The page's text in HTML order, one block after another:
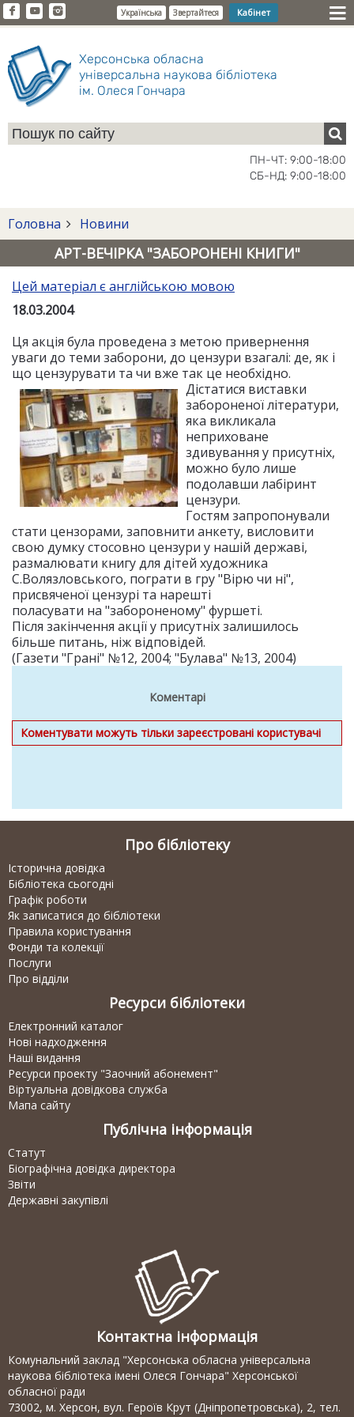
Українська Звертайтеся Кабінет
Херсонська обласна
універсальна наукова бібліотека
ім. Олеся Гончара
ПН-ЧТ: 9:00-18:00
СБ-НД: 9:00-18:00
Головна Новини
АРТ-ВЕЧІРКА "ЗАБОРОНЕНІ КНИГИ"
Цей матеріал є англійською мовою
18.03.2004
Ця акція була проведена з метою привернення
уваги до теми заборони, до цензури взагалі: де, як і
що цензурувати та чи вже так це необхідно.
Дістатися виставки
забороненої літератури,
яка викликала
неприховане
здивування у присутніх,
можно було лише
подолавши лабіринт
цензури.
Гостям запропонували
стати цензорами, заповнити анкету, висловити
свою думку стосовно цензури у нашій державі,
размалювати книгу для дітей художника
С.Волязловського, пограти в гру "Вірю чи ні",
присвяченої цензурі та нарешті
поласувати на "забороненому" фуршеті.
Після закінчення акції у присутніх залишилось
більше питань, ніж відповідей.
(Газети "Грані" №12, 2004; "Булава" №13, 2004)
Коментарі
Коментувати можуть тільки зареєстровані користувачі
Про бібліотеку
Історична довідка
Бібліотека сьогодні
Графік роботи
Як записатися до бібліотеки
Правила користування
Фонди та колекції
Послуги
Про відділи
Ресурси бібліотеки
Електронний каталог
Нові надходження
Наші видання
Ресурси проекту "Заочний абонемент"
Віртуальна довідкова служба
Мапа сайту
Публічна інформація
Статут
Біографічна довідка директора
Звіти
Державні закупівлі
Контактна інформація
Комунальний заклад "Херсонська обласна універсальна
наукова бібліотека імені Олеся Гончара" Херсонської
обласної ради
73002, м. Херсон, вул. Героїв Крут (Дніпропетровська), 2, тел.